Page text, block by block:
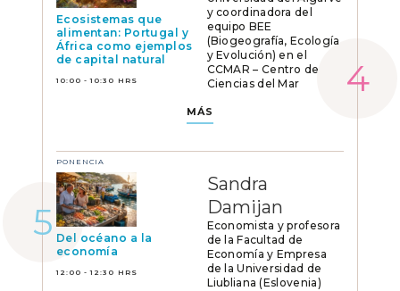
Ecosistemas que
alimentan: Portugal y
África como ejemplos
de capital natural
10:00 - 10:30 HRS
y coordinadora del
equipo BEE
(Biogeografía, Ecología
y Evolución) en el
CCMAR – Centro de
Ciencias del Mar
MÁS
PONENCIA
Del océano a la
economía
12:00 - 12:30 HRS
Sandra
Damijan
Economista y profesora
de la Facultad de
Economía y Empresa
de la Universidad de
Liubliana (Eslovenia)